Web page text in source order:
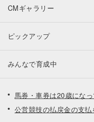
CMギャラリー
ピックアップ
みんなで育成中
馬券・車券は20歳にな
公営競技の払戻金の支